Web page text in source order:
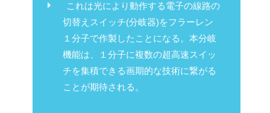
これは光により動作する電子の線路の
切替えスイッチ(分岐器)をフラーレン
１分子で作製したことになる。本分岐
機能は、１分子に複数の超高速スイッ
チを集積できる画期的な技術に繋がる
ことが期待される。